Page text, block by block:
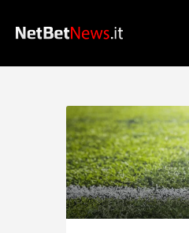
Home
News
Calcio
Basket